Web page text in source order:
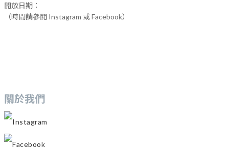
開放日期：
（時間請參閱 Instagram 或 Facebook）
關於我們
Instagram
Facebook